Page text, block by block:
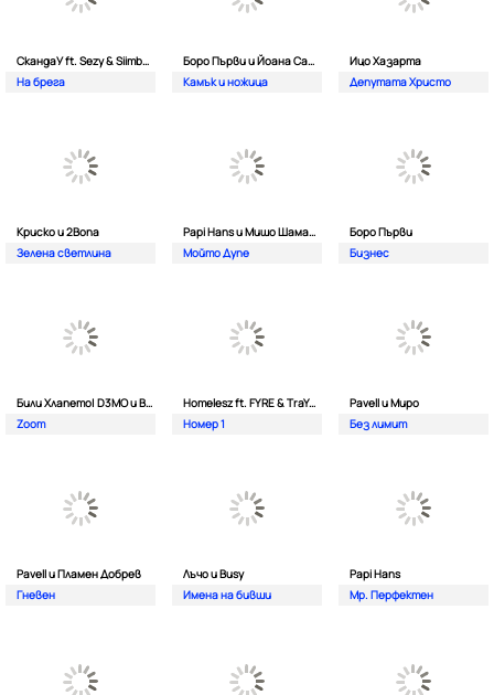
СкандаУ ft. Sezy & Siimbad
На брега
Боро Първи и Йоана Сашова
Камък и ножица
Ицо Хазарта
Депутата Христо
Криско и 2Bona
Зелена светлина
Papi Hans и Мишо Шамара
Мойто Дупе
Боро Първи
Бизнес
Били Хлапето| D3MO и BREVIS
Zoom
Homelesz ft. FYRE & TraYan
Номер 1
Pavell и Миро
Без лимит
Pavell и Пламен Добрев
Гневен
Лъчо и Busy
Имена на бивши
Papi Hans
Мр. Перфектен